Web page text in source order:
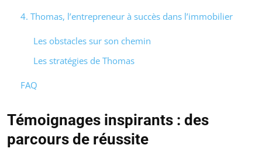
4. Thomas, l’entrepreneur à succès dans l’immobilier
Les obstacles sur son chemin
Les stratégies de Thomas
FAQ
Témoignages inspirants : des
parcours de réussite